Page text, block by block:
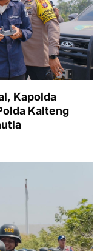
Kapolda
Kalteng